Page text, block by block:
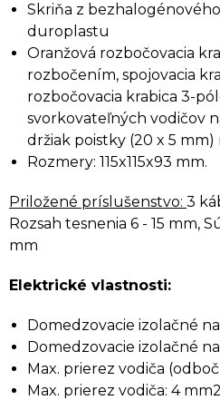
Skriňa z
duroplastu
Oranžová rozbočovacia
rozbočením, spojovacia
rozbočovacia krabica 3-
svorkovateľných vodičov
držiak poistky (20 x 5 mm)
Rozmery: 115x115x93 mm.
Priložené príslušenstvo: 3
Rozsah tesnenia 6 - 15 mm,
mm
Elektrické vlastnosti:
Domedzovacie izolačné
Domedzovacie izolačné
Max. prierez vodiča
Max. prierez vodiča: 4